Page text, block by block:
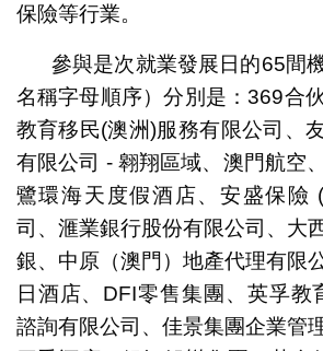
保險等行業。
參與是次就業發展日的65間
名稱字母順序）分別是：369合
教育移民(澳洲)服務有限公司、
有限公司 - 翱翔區域、澳門航空
鷺環海天度假酒店、安盛保險
司、滙業銀行股份有限公司、大
銀、中原（澳門）地產代理有限
日酒店、DFI零售集團、英孚教
諮詢有限公司、佳景集團企業管